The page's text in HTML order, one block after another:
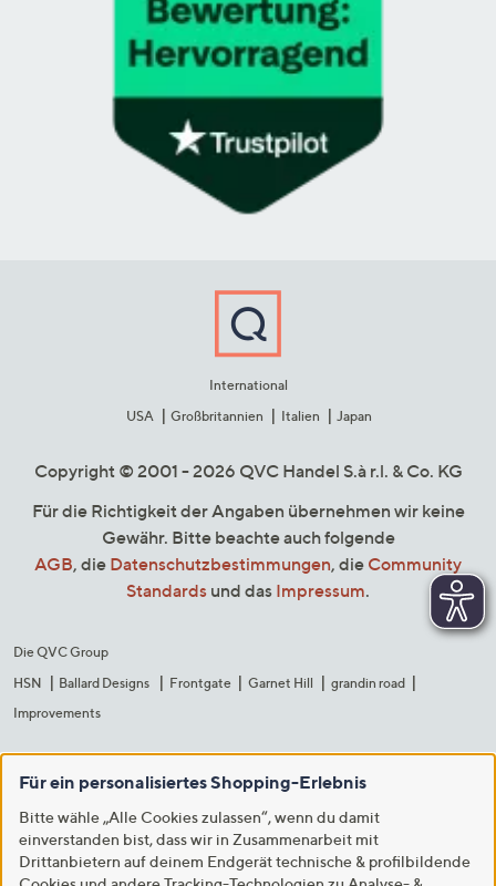
International
USA
Großbritannien Italien Japan
Copyright © 2001 - 2026 QVC Handel S.à r.l. & Co. KG
Für die Richtigkeit der Angaben übernehmen wir keine
Gewähr. Bitte beachte auch folgende
AGB, die Datenschutzbestimmungen, die Community
Standards und das Impressum.
Die QVC Group
HSN
Ballard Designs Frontgate Garnet Hill
grandin road
Improvements
Für ein personalisiertes Shopping-Erlebnis
Bitte wähle „Alle Cookies zulassen“, wenn du damit
einverstanden bist, dass wir in Zusammenarbeit mit
Drittanbietern auf deinem Endgerät technische & profilbildende